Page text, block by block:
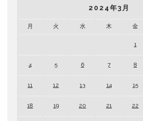
2024年3月
月 火 水 木 金
1
4 5 6 7 8
11 12 13 14 15
18 19 20 21 22